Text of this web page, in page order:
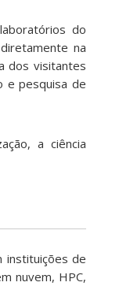
do
na
dos visitantes
e pesquisa de
a ciência
instituições de
nuvem, HPC,